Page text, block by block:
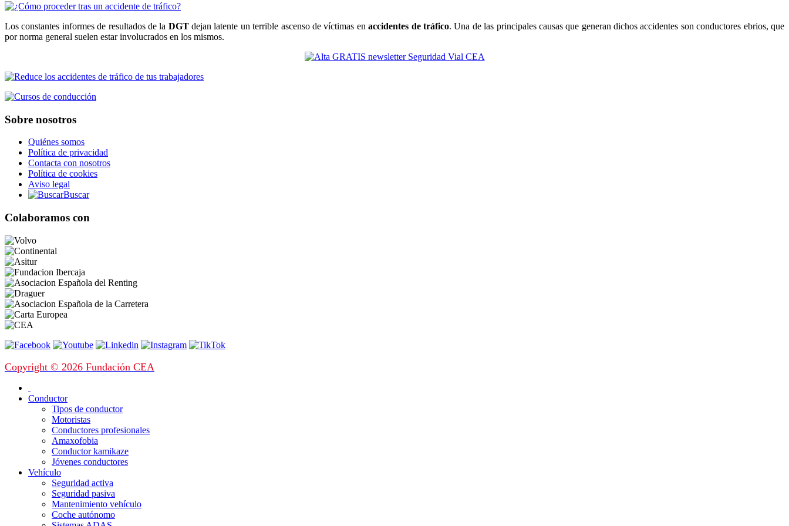
Los constantes informes de resultados de la DGTdejan latente un terrible ascenso de víctimas enaccidentes de tráfico. Una de las principales causas que generan dichos accidentes son conductores ebrios, que
por norma general suelen estar involucrados en los mismos.
Sobre nosotros
Quiénes somos
Política de privacidad
Contacta con nosotros
Política de cookies
Aviso legal
Buscar
Colaboramos con
Copyright © 2026 Fundación CEA
Conductor
Tipos de conductor
Motoristas
Conductores profesionales
Amaxofobia
Conductor kamikaze
Jóvenes conductores
Vehículo
Seguridad activa
Seguridad pasiva
Mantenimiento vehículo
Coche autónomo